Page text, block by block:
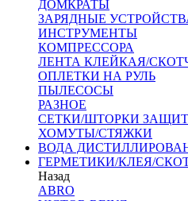
ДОМКРАТЫ
ЗАРЯДНЫЕ
ИНСТРУМЕНТЫ
КОМПРЕССОРА
ЛЕНТА КЛЕЙКАЯ/
ОПЛЕТКИ НА РУЛЬ
ПЫЛЕСОСЫ
РАЗНОЕ
СЕТКИ/ШТОРКИ
ХОМУТЫ/СТЯЖКИ
ВОДА
ГЕРМЕТИКИ/КЛЕЯ/
Назад
ABRO